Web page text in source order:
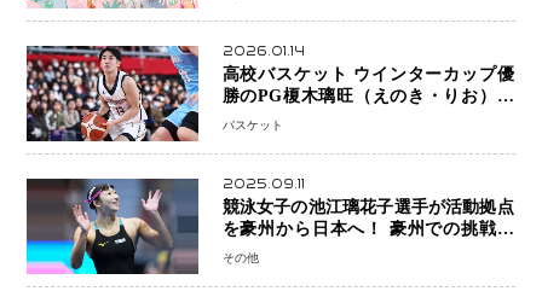
2026.01.14
高校バスケット ウインターカップ優
勝のPG榎木璃旺（えのき・りお）が
プロの現場へ―。
バスケット
2025.09.11
競泳女子の池江璃花子選手が活動拠点
を豪州から日本へ！ 豪州での挑戦を
糧に、28年ロサンゼルス五輪へ再始動
その他